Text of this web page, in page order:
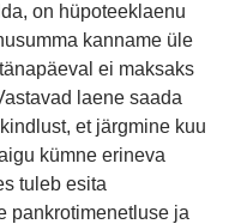
on hüpoteeklaenu
kanname üle
ei maksaks
laene saada
et järgmine kuu
kümne erineva
tuleb esita
pankrotimenetluse ja